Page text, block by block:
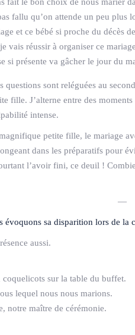
fallu qu’on attende un peu plus
et ce bébé si proche du décès
vais réussir à organiser ce
si présente va gâcher le jour du
questions sont reléguées au
fille. J’alterne entre des
intense.
petite fille, le mariage
dans les préparatifs pour
l’avoir fini, ce deuil !
—
évoquons sa disparition lors de la
aussi.
sur la table du buffet.
lequel nous nous marions.
notre maître de cérémonie.